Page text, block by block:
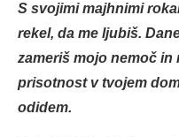
S svojimi majhnimi
rekel, da me ljubiš.
zameriš mojo nemoč
prisotnost v tvojem
odidem.